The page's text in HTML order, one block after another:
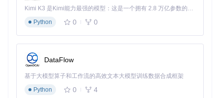
efSearch=64时延迟降至150ms但精度下降8%。如何在保证延
迟的同时最大化精度成为关键挑战。
HNSW参数间存在显著的交互效应，通过构建参数交互矩阵可
以直观理解其关系：
参数组合
低M(16-2
中M(24-
高M(32-64)
Kimi K3 是Kimi能力最强的模型：这是一个拥有 2.8 万亿参数的混合专家（MoE）模型，具备原生视觉理解能力，并支持 100 万 token 的上下文窗口。
Python
0 0
DataFlow
基于大模型算子和工作流的高效文本大模型训练数据合成框架
Python
0 4